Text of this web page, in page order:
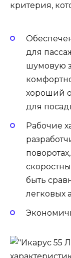
критерия,
для
шумовую
хороший
для
Рабочие
быть
легковых